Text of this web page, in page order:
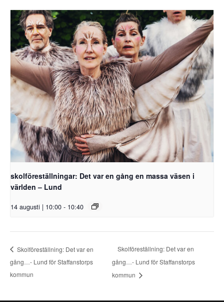
skolföreställningar: Det var en gång en massa väsen i
världen – Lund
14 augusti | 10:00 - 10:40
Skolföreställning: Det var en
gång…- Lund för Staffanstorps
kommun
Skolföreställning: Det var en
gång…- Lund för Staffanstorps
kommun